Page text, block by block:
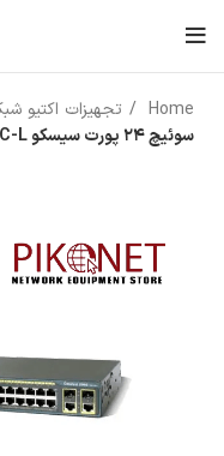
Home تجهیزات اکتیو
سوئیچ 24 پورت سیسکو WS-C2960-24PC-L